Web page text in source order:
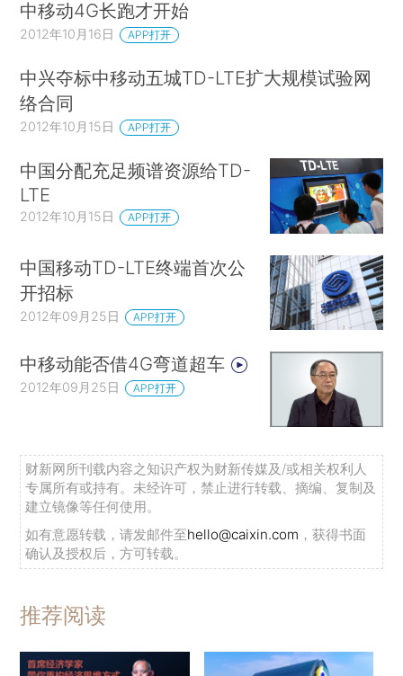
中移动4G长跑才开始
2012年10月16日 APP打开
中兴夺标中移动五城TD-LTE扩大规模试验网
络合同
2012年10月15日 APP打开
中国分配充足频谱资源给TD-
LTE
2012年10月15日 APP打开
中国移动TD-LTE终端首次公
开招标
2012年09月25日 APP打开
中移动能否借4G弯道超车
2012年09月25日 APP打开
财新网所刊载内容之知识产权为财新传媒及/或相关权利人
专属所有或持有。未经许可，禁止进行转载、摘编、复制及
建立镜像等任何使用。
如有意愿转载，请发邮件至hello@caixin.com ，获得书面
确认及授权后，方可转载。
推荐阅读